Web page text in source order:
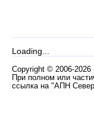
Loading...
Copyright © 2006-2026
При полном или
ссылка на "АПН